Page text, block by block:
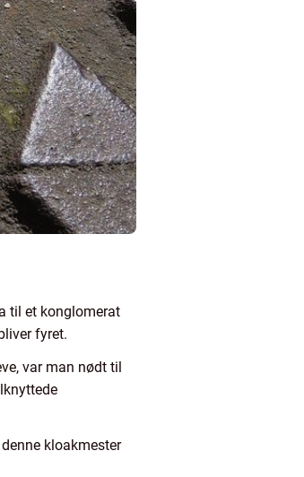
til et konglomerat
fyret.
var man nødt til
kloakmester